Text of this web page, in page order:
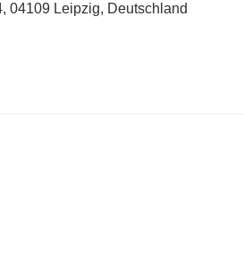
04109 Leipzig, Deutschland